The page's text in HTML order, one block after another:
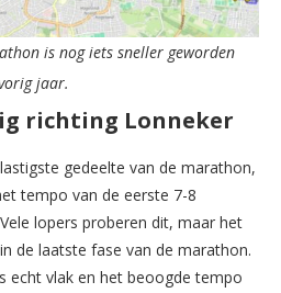
is nog iets sneller geworden
jaar.
richting Lonneker
gedeelte van de marathon,
tempo van de eerste 7-8
lopers proberen dit, maar het
de laatste fase van de marathon.
echt vlak en het beoogde tempo